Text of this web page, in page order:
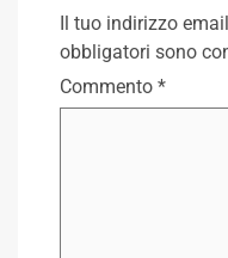
Il tuo indirizzo
obbligatori sono
Commento *